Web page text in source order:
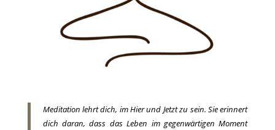
Meditation lehrt dich, im Hier und Jetzt zu sein. Sie erinnert
dich daran, dass das Leben im gegenwärtigen Moment